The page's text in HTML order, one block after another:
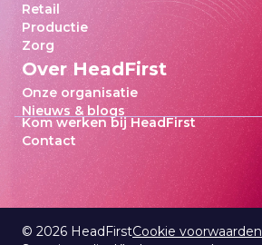
Retail
Productie
Zorg
Over HeadFirst
Onze organisatie
Nieuws & blogs
Kom werken bij HeadFirst
Contact
© 2026 HeadFirstCookie voorwaarden